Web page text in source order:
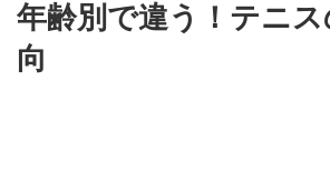
年齢別で違う！テニ
向